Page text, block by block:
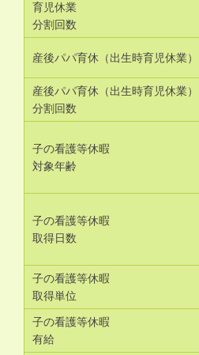
育児休業
分割回数
産後パパ育休（出生時育児休業）
産後パパ育休（出生時育児休業）
分割回数
子の看護等休暇
対象年齢
子の看護等休暇
取得日数
子の看護等休暇
取得単位
子の看護等休暇
有給